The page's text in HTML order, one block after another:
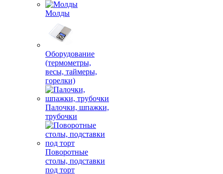
Молды
Оборудование
(термометры,
весы, таймеры,
горелки)
Палочки, шпажки,
трубочки
Поворотные
столы, подставки
под торт